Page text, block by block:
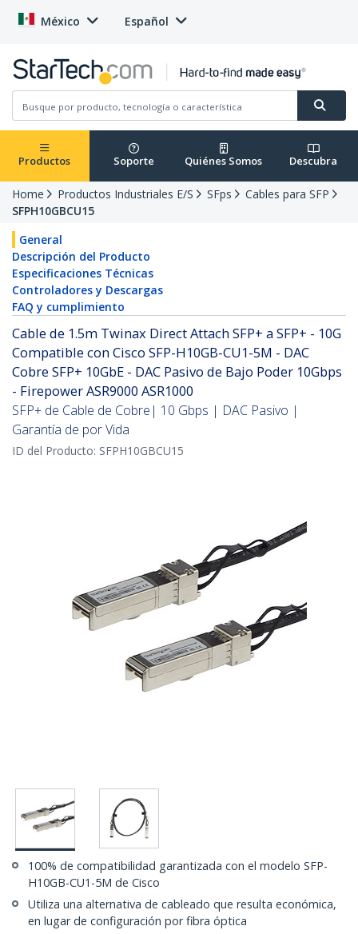
México Español
Productos Soporte Quiénes Somos Descubra
Home Productos Industriales E/S SFps
Cables para SFP
SFPH10GBCU15
General
Descripción del Producto
Especificaciones Técnicas
Controladores y Descargas
FAQ y cumplimiento
Cable de 1.5m Twinax Direct Attach SFP+ a SFP+ - 10G
Compatible con Cisco SFP-H10GB-CU1-5M - DAC
Cobre SFP+ 10GbE - DAC Pasivo de Bajo Poder 10Gbps
- Firepower ASR9000 ASR1000
SFP+ de Cable de Cobre| 10 Gbps | DAC Pasivo |
Garantía de por Vida
ID del Producto: SFPH10GBCU15
100% de compatibilidad garantizada con el modelo SFP-
H10GB-CU1-5M de Cisco
Utiliza una alternativa de cableado que resulta económica,
en lugar de configuración por fibra óptica